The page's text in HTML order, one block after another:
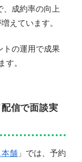
、成約率の向上
えています。
トの運用で成果
す。
信で面談実
舗 」では、予約